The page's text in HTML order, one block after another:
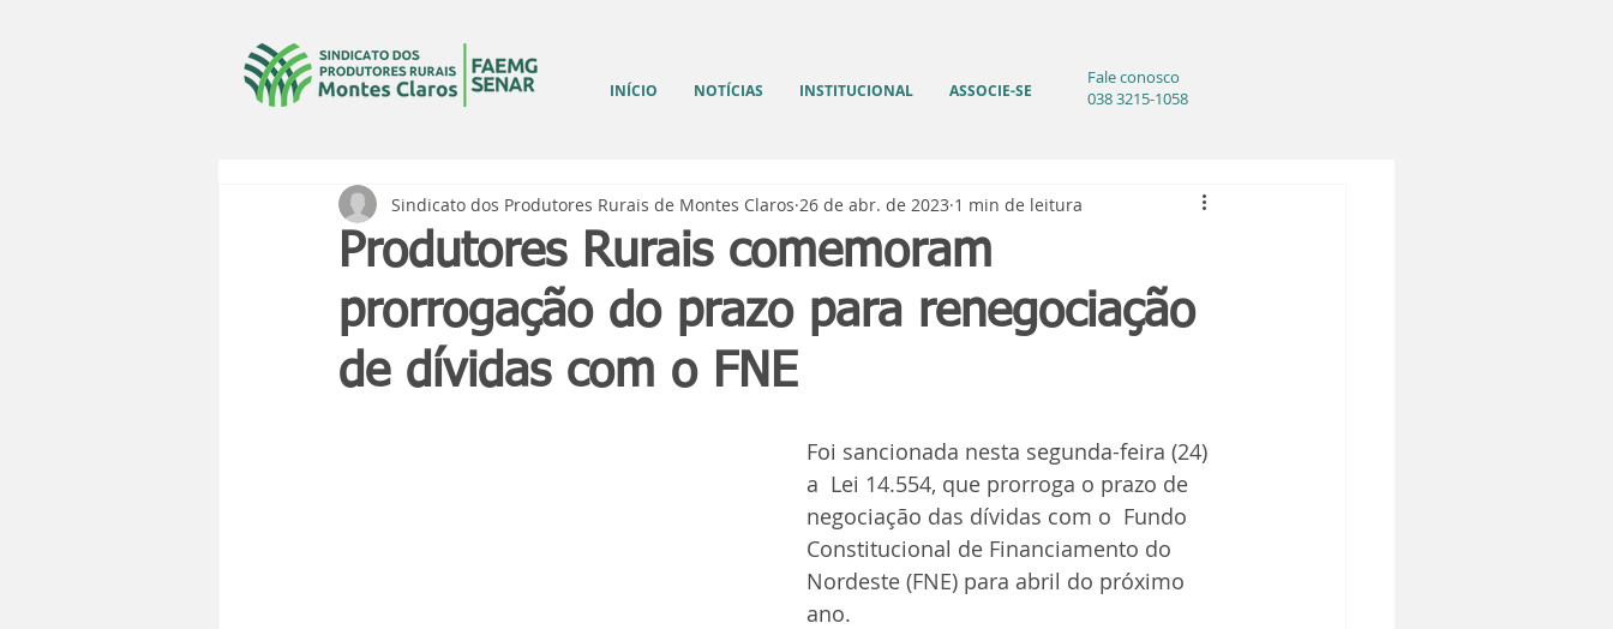
INÍCIO NOTÍCIAS INSTITUCIONAL ASSOCIE-SE
Fale conosco
038 3215-1058
Produtores Rurais comemoram
prorrogação do prazo para renegociação
de dívidas com o FNE
Sindicato dos Produtores Rurais de Montes Claros 26 de abr. de 2023 1 min de leitura
Foi sancionada nesta segunda-feira (24)
a  Lei 14.554, que prorroga o prazo de
negociação das dívidas com o  Fundo
Constitucional de Financiamento do
Nordeste (FNE) para abril do próximo
ano.